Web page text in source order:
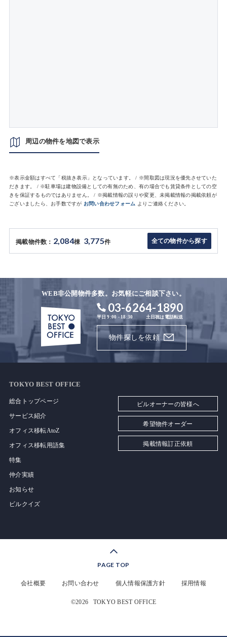
周辺の物件を地図で表示
※表示金額はすべて「税抜き表示」となっています。 / ※間取図は現況を優先させていた
だきます。 / ※駐車場は建物設備としての有無のため、有の場合でも賃貸条件としての空
きを保証するものではありません。 / ※掲載情報の誤りや変更、未掲載情報の掲載依頼が
ございましたら、お手数ですが お問い合わせフォーム よりご連絡ください。
掲載物件数： 2,084棟 3,775件 全ての物件から探す
WEB非公開物件多数。お気軽にご相談下さい。
03-6264-1890
平日 9:00 - 18:30 土日祝は電話転送
物件探しを依頼
TOKYO BEST OFFICE
総合トップページ
サービス紹介
オフィス移転AtoZ
オフィス移転用語集
特集
仲介実績
お知らせ
ビルクイズ
ビルオーナーの皆様へ
希望物件オーダー
掲載情報訂正依頼
PAGE TOP
会社概要 お問い合わせ 個人情報保護方針 採用情報
©2026 TOKYO BEST OFFICE